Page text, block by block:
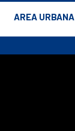
AREA URBANA